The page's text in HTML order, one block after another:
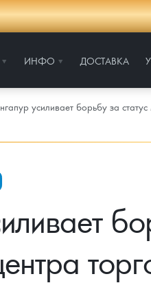
ИНФО ДОСТАВКА
усиливает борьбу за